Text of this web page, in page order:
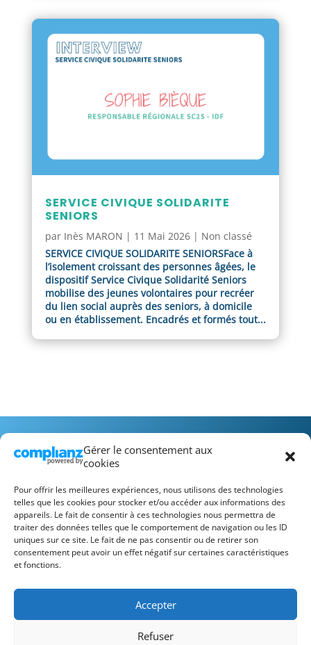
Gérer le consentement aux
cookies
Pour offrir les meilleures expériences, nous utilisons des technologies
telles que les cookies pour stocker et/ou accéder aux informations des
appareils. Le fait de consentir à ces technologies nous permettra de
traiter des données telles que le comportement de navigation ou les ID
uniques sur ce site. Le fait de ne pas consentir ou de retirer son
consentement peut avoir un effet négatif sur certaines caractéristiques
et fonctions.
Accepter
Refuser
SERVICE CIVIQUE SOLIDARITE
SENIORS
par Inès MARON | 11 Mai 2026| Non classé
SERVICE CIVIQUE SOLIDARITE SENIORSFace à
l’isolement croissant des personnes âgées, le
dispositif Service Civique Solidarité Seniors
mobilise des jeunes volontaires pour recréer
du lien social auprès des seniors, à domicile
ou en établissement. Encadrés et formés tout...
Recrutement FAQ
Mentions Légales
Conditions Générales d’Utilisation